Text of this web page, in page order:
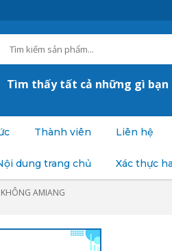
Tìm thấy tất cả những gì bạn
Thành viên Liên hệ
dung trang chủ Xác thực
AMIANG